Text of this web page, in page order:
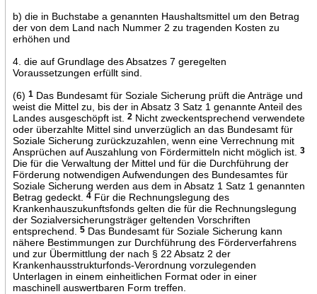
b) die in Buchstabe a genannten Haushaltsmittel um den Betrag
der von dem Land nach Nummer 2 zu tragenden Kosten zu
erhöhen und
4. die auf Grundlage des Absatzes 7 geregelten
Voraussetzungen erfüllt sind.
(6) 1Das Bundesamt für Soziale Sicherung prüft die Anträge und
weist die Mittel zu, bis der in Absatz 3 Satz 1 genannte Anteil des
Landes ausgeschöpft ist.
2Nicht zweckentsprechend verwendete
oder überzahlte Mittel sind unverzüglich an das Bundesamt für
Soziale Sicherung zurückzuzahlen, wenn eine Verrechnung mit
Ansprüchen auf Auszahlung von Fördermitteln nicht möglich ist.
3
Die für die Verwaltung der Mittel und für die Durchführung der
Förderung notwendigen Aufwendungen des Bundesamtes für
Soziale Sicherung werden aus dem in Absatz 1 Satz 1 genannten
Betrag gedeckt.
4Für die Rechnungslegung des
Krankenhauszukunftsfonds gelten die für die Rechnungslegung
der Sozialversicherungsträger geltenden Vorschriften
entsprechend.
5Das Bundesamt für Soziale Sicherung kann
nähere Bestimmungen zur Durchführung des Förderverfahrens
und zur Übermittlung der nach § 22 Absatz 2 der
Krankenhausstrukturfonds-Verordnung vorzulegenden
Unterlagen in einem einheitlichen Format oder in einer
maschinell auswertbaren Form treffen.